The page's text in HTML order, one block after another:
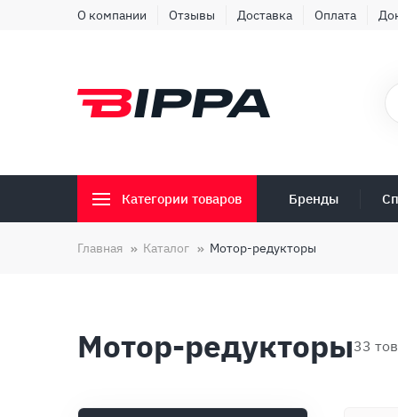
О компании Отзывы Доставка Оплата
Категории товаров Бренды
Главная Каталог Мотор-редукторы
Мотор-редукторы33